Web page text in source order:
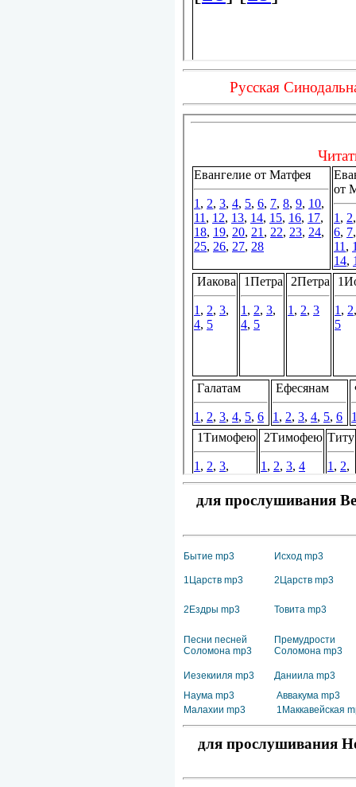
Русская
для прослушивания
Бытие mp3 Исход mp3
1Царств mp3 2Царств mp3
2Ездры mp3 Товита mp3
Песни песней
Соломона mp3
Премудрости
Соломона mp3
Иезекииля mp3
Даниила mp3
Наума mp3
Аввакума mp3
Малахии mp3
1Маккавейская
для прослушивания